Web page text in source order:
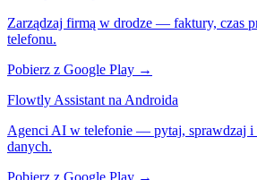
Zarządzaj firmą w drodze — faktury, czas
telefonu.
Pobierz z Google Play →
Flowtly Assistant na Androida
Agenci AI w telefonie — pytaj, sprawdzaj i
danych.